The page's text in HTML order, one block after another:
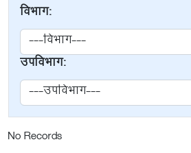
विभाग:
उपविभाग:
No Records